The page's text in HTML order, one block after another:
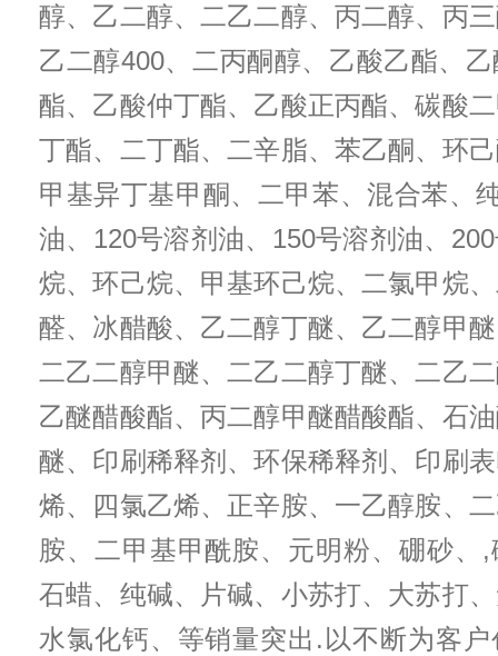
醇、乙二醇、二乙二醇、丙二醇、丙
乙二醇400、二丙酮醇、乙酸乙酯、
酯、乙酸仲丁酯、乙酸正丙酯、碳酸
丁酯、二丁酯、二辛脂、苯乙酮、环
甲基异丁基甲酮、二甲苯、混合苯、
油、120号溶剂油、150号溶剂油、
烷、环己烷、甲基环己烷、二氯甲烷
醛、冰醋酸、乙二醇丁醚、乙二醇甲
二乙二醇甲醚、二乙二醇丁醚、二乙
乙醚醋酸酯、丙二醇甲醚醋酸酯、石
醚、印刷稀释剂、环保稀释剂、印刷
烯、四氯乙烯、正辛胺、一乙醇胺、
胺、二甲基甲酰胺、元明粉、硼砂、
石蜡、纯碱、片碱、小苏打、大苏打
水氯化钙、等销量突出.以不断为客